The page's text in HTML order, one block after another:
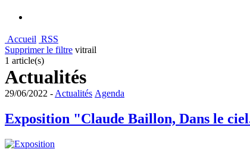
Accueil RSS
Supprimer le filtre vitrail
1 article(s)
Actualités
29/06/2022 - Actualités Agenda
Exposition "Claude Baillon, Dans le